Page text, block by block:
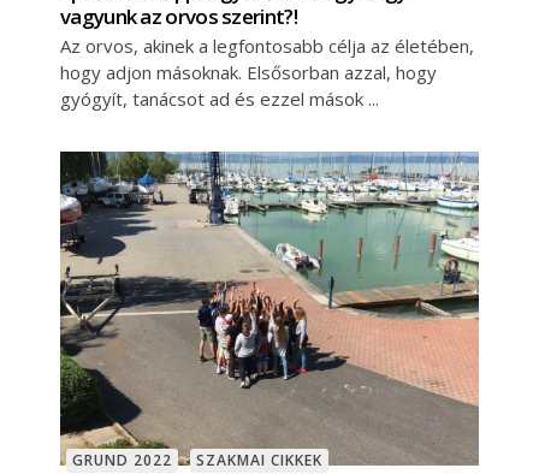
vagyunk az orvos szerint?!
Az orvos, akinek a legfontosabb célja az életében,
hogy adjon másoknak. Elsősorban azzal, hogy
gyógyít, tanácsot ad és ezzel mások
GRUND 2022 SZAKMAI CIKKEK